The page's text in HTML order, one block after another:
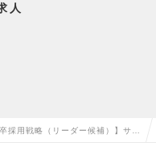
人
採用戦略（リーダー候補）】サイ